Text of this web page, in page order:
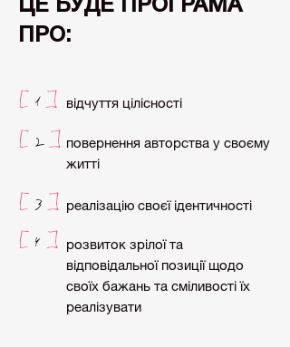
ЦЕ БУДЕ ПРОГРАМА
ПРО:
[1
]
[ 2 ]
відчуття цілісності
повернення авторства у своєму
житті
[ 3
]
[ 4 ]
реалізацію своєї ідентичності
розвиток зрілої та
відповідальної позиції щодо
своїх бажань та сміливості їх
реалізувати